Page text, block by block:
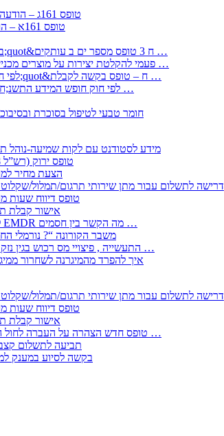
טופס 161ג – הודעה על חזרה מרצף פיצויים / קיצבה
טופס 161א – הודעת עובד עקב פרישה מעבודה
: בקשה לפטור מחובת התקנת מז;quot&ח 3 טופס מספר ים ב עותקים …
) ( פעמי להקלטת יצירות על מוצרים מכניים – טופס בקשה לאישור חד …
) 1998 ( לפי חוק חופש המידע התשנ;quot&ח – טופס בקשה לקבלת …
) 1998 ( לפי חוק חופש המידע התשנ;ח – טופס בקשה לקבלת …
חומר טבעי לטיפול בסוכרת
2350 – מידע לסטודנט עם לקות שמיעה-
טופס ירוק (רש”ל 18) בקשה להוצאת רישיון נהיגה
2352 – הצעת
2355 דרישה לתשלום עבור מתן שירותי תרגום/תמלול/
2356 – טופס דיווח
2357 – אישור
– לבעלי עסקים ובעולם העבודה EMDR מה הקשר בין חסמים …
– משבר הקורונה “? נורמלי החדש ”
, התעשייה , פיצויי מס רכוש בגין נזק עקיף לענפי המסחר החקלאות …
!? איך להפרד מהמיגרנה לשחרור
2355 דרישה לתשלום עבור מתן שירותי תרגום/תמלול/
2356 – טופס דיווח
2357 – אישור
2513-2 טופס חדש הצהרה על העברה לחול הפטורה ממס בברכה גק …
266 – תביעה לתשלום
267 – בקשה לסיוע